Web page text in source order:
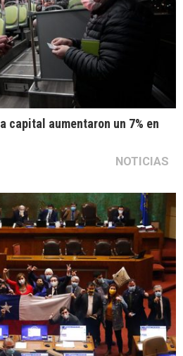
capital aumentaron un 7% en
NOTICIAS